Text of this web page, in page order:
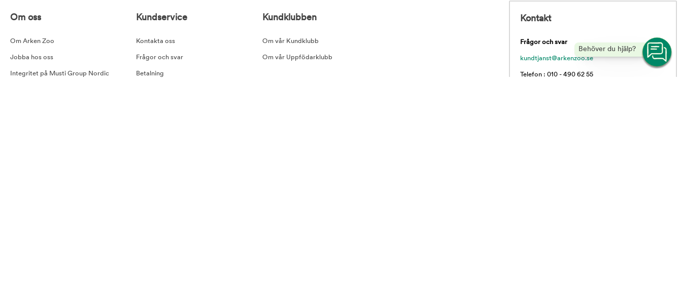
Behöver du hjälp?
Om oss
Om Arken Zoo
Jobba hos oss
Integritet på Musti Group Nordic
Kundservice
Kontakta oss
Frågor och svar
Betalning
Kundklubben
Om vår Kundklubb
Om vår Uppfödarklubb
Kontakt
Frågor och svar
kundtjanst@arkenzoo.se
Telefon : 010 - 490 62 55